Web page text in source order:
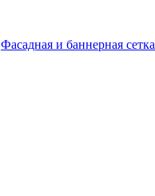
Фасадная и баннерная сетка